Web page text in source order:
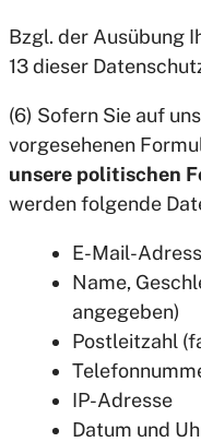
Bzgl. der Ausübung
13 dieser
(6) Sofern Sie auf
vorgesehenen
unsere politischen
werden folgende
E-Mail-
Name,
angegeben)
Postleitzahl
IP-Adresse
Datum und